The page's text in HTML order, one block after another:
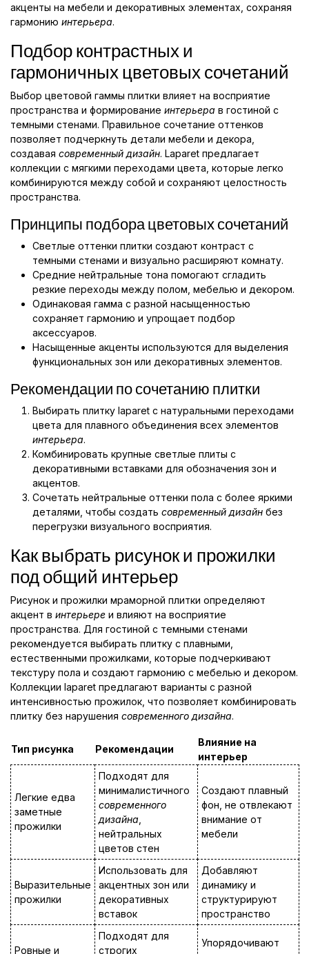
акценты на мебели и декоративных элементах, сохраняя
гармонию интерьера.
Подбор контрастных и
гармоничных цветовых сочетаний
Выбор цветовой гаммы плитки влияет на восприятие
пространства и формирование интерьера в гостиной с
темными стенами. Правильное сочетание оттенков
позволяет подчеркнуть детали мебели и декора,
создавая современный дизайн. Laparet предлагает
коллекции с мягкими переходами цвета, которые легко
комбинируются между собой и сохраняют целостность
пространства.
Принципы подбора цветовых сочетаний
Светлые оттенки плитки создают контраст с
темными стенами и визуально расширяют комнату.
Средние нейтральные тона помогают сгладить
резкие переходы между полом, мебелью и декором.
Одинаковая гамма с разной насыщенностью
сохраняет гармонию и упрощает подбор
аксессуаров.
Насыщенные акценты используются для выделения
функциональных зон или декоративных элементов.
Рекомендации по сочетанию плитки
Выбирать плитку laparet с натуральными переходами
цвета для плавного объединения всех элементов
интерьера.
Комбинировать крупные светлые плиты с
декоративными вставками для обозначения зон и
акцентов.
Сочетать нейтральные оттенки пола с более яркими
деталями, чтобы создать современный дизайн без
перегрузки визуального восприятия.
Как выбрать рисунок и прожилки
под общий интерьер
Рисунок и прожилки мраморной плитки определяют
акцент в интерьере и влияют на восприятие
пространства. Для гостиной с темными стенами
рекомендуется выбирать плитку с плавными,
естественными прожилками, которые подчеркивают
текстуру пола и создают гармонию с мебелью и декором.
Коллекции laparet предлагают варианты с разной
интенсивностью прожилок, что позволяет комбинировать
плитку без нарушения современного дизайна.
Тип рисунка Рекомендации
Влияние на
интерьер
Легкие едва
заметные
прожилки
Подходят для
минималистичного
современного
дизайна
нейтральных
цветов стен
Создают плавный
фон, не отвлекают
внимание от
мебели
Выразительные
прожилки
Использовать для
акцентных зон или
декоративных
вставок
Добавляют
динамику и
структурируют
пространство
Ровные и
Подходят для
строгих
Упорядочивают